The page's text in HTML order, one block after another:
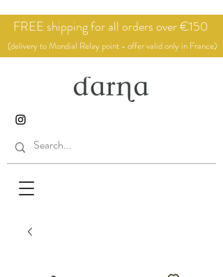
FREE shipping for all orders over €150
(delivery to Mondial Relay point - offer valid only in France)